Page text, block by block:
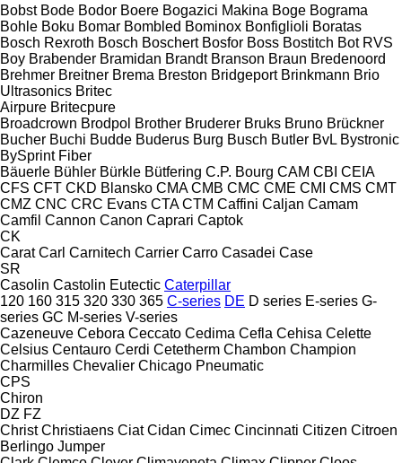
Bobst Bode Bodor Boere Bogazici Makina Boge Bograma
Bohle Boku Bomar Bombled Bominox Bonfiglioli Boratas
Bosch Rexroth Bosch Boschert Bosfor Boss Bostitch Bot RVS
Boy Brabender Bramidan Brandt Branson Braun Bredenoord
Brehmer Breitner Brema Breston Bridgeport Brinkmann Brio
Ultrasonics Britec
Airpure Britecpure
Broadcrown Brodpol Brother Bruderer Bruks Bruno Brückner
Bucher Buchi Budde Buderus Burg Busch Butler BvL Bystronic
BySprint Fiber
Bäuerle Bühler Bürkle Bütfering C.P. Bourg CAM CBI CEIA
CFS CFT CKD Blansko CMA CMB CMC CME CMI CMS CMT
CMZ CNC CRC Evans CTA CTM Caffini Caljan Camam
Camfil Cannon Canon Caprari Captok
CK
Carat Carl Carnitech Carrier Carro Casadei Case
SR
Casolin Castolin Eutectic Caterpillar
120 160 315 320 330 365 C-series DE D series E-series G-
series GC M-series V-series
Cazeneuve Cebora Ceccato Cedima Cefla Cehisa Celette
Celsius Centauro Cerdi Cetetherm Chambon Champion
Charmilles Chevalier Chicago Pneumatic
CPS
Chiron
DZ FZ
Christ Christiaens Ciat Cidan Cimec Cincinnati Citizen Citroen
Berlingo Jumper